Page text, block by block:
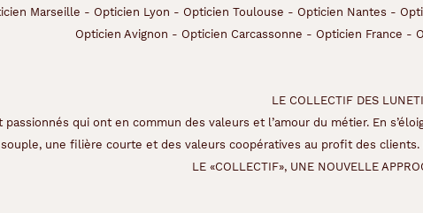
Marseille - Opticien Lyon - Opticien Toulouse - Opticien Nantes -
Opticien Avignon - Opticien Carcassonne - Opticien France -
LE COLLECTIF DES
qui ont en commun des valeurs et l’amour du métier. En
une filière courte et des valeurs coopératives au profit des
LE «COLLECTIF», UNE NOUVELLE